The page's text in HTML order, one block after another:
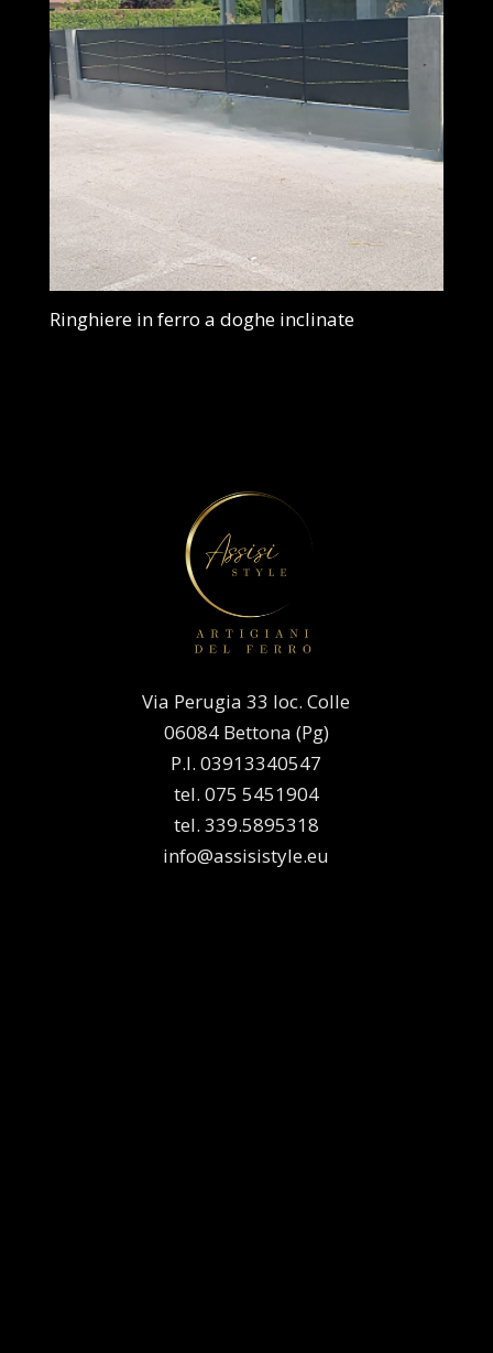
Ringhiere in ferro a doghe inclinate
Via Perugia 33 loc. Colle
06084 Bettona (Pg)
P.I. 03913340547
tel. 075 5451904
tel. 339.5895318
info@assisistyle.eu